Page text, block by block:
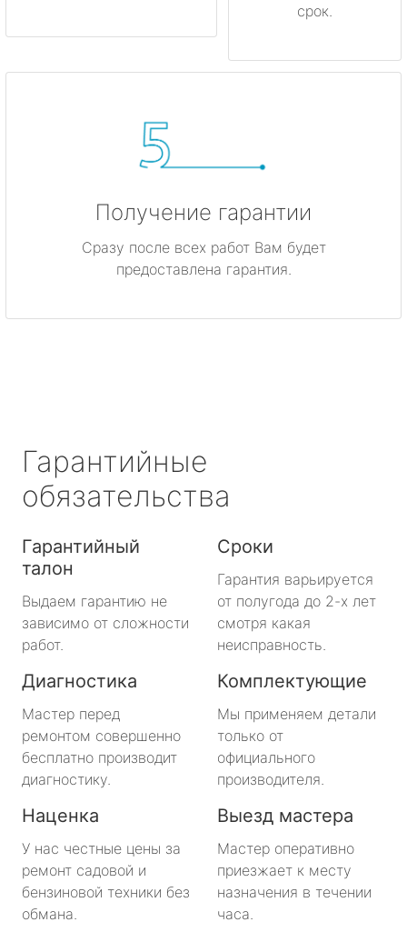
срок.
Получение гарантии
Сразу после всех работ Вам будет
предоставлена гарантия.
Гарантийные
обязательства
Гарантийный
талон
Выдаем гарантию не
зависимо от сложности
работ.
Сроки
Гарантия варьируется
от полугода до 2-х лет
смотря какая
неисправность.
Диагностика
Мастер перед
ремонтом совершенно
бесплатно производит
диагностику.
Комплектующие
Мы применяем детали
только от
официального
производителя.
Наценка
У нас честные цены за
ремонт садовой и
бензиновой техники без
обмана.
Выезд мастера
Мастер оперативно
приезжает к месту
назначения в течении
часа.